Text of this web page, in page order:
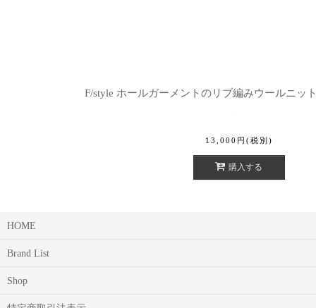
F/style ホールガーメントのリブ編みウールニッ
13,000 円 (税別)
購入する
HOME
Brand List
Shop